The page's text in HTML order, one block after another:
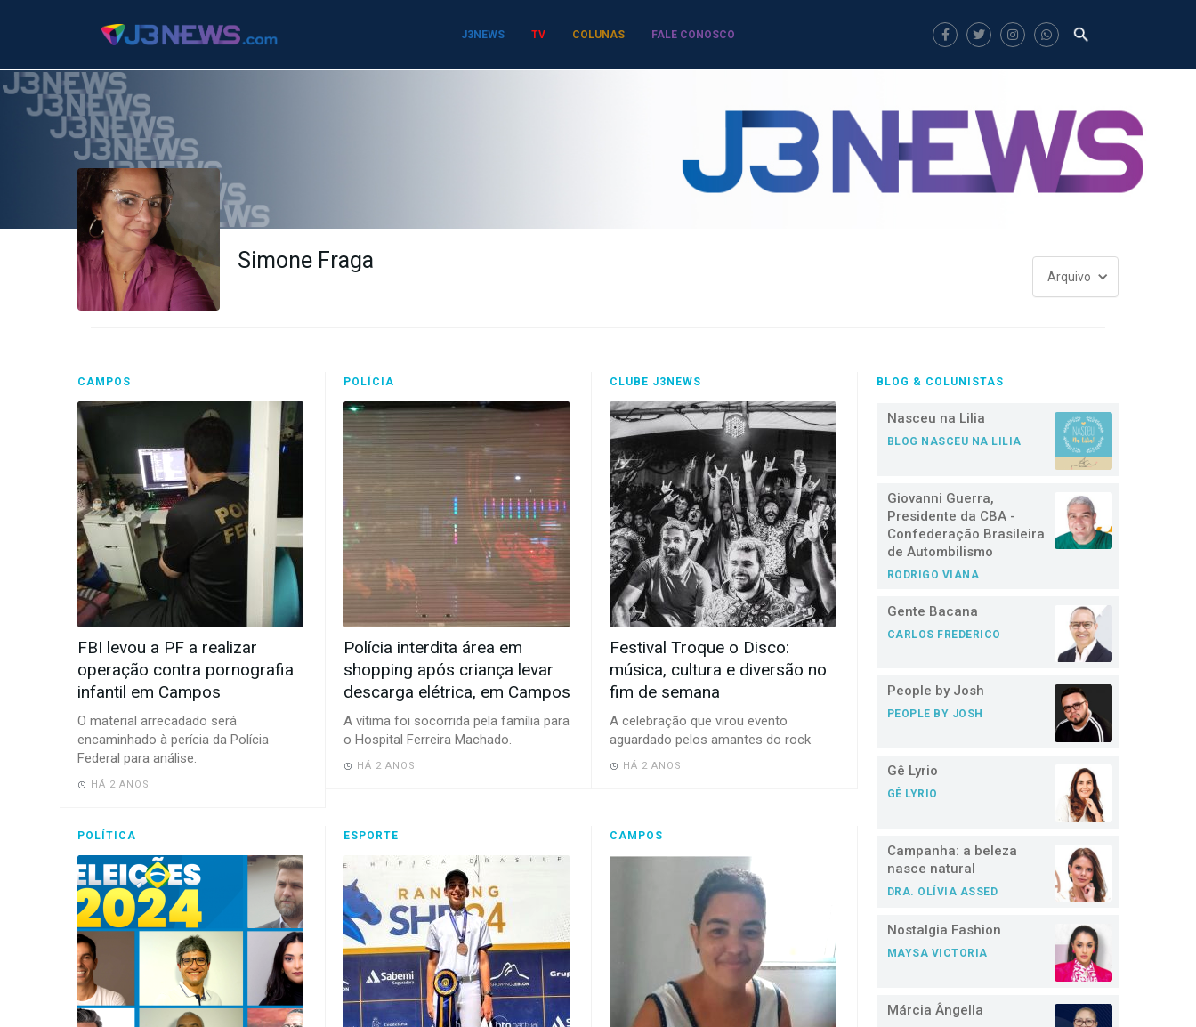
J3NEWS TV COLUNAS FALE CONOSCO
Desenvolvido
Simone Fraga
Arquivo
CAMPOS
FBI levou a PF a realizar
operação contra pornografia
infantil em Campos
O material arrecadado será
encaminhado à perícia da Polícia
Federal para análise.
HÁ 2 ANOS
POLÍCIA
Polícia interdita área em
shopping após criança levar
descarga elétrica, em Campos
A vítima foi socorrida pela família para
o Hospital Ferreira Machado.
HÁ 2 ANOS
CLUBE J3NEWS
Festival Troque o Disco:
música, cultura e diversão no
fim de semana
A celebração que virou evento
aguardado pelos amantes do rock
HÁ 2 ANOS
POLÍTICA ESPORTE CAMPOS
BLOG & COLUNISTAS
Nasceu na Lilia
BLOG NASCEU NA LILIA
Giovanni Guerra,
Presidente da CBA -
Confederação Brasileira
de Autombilismo
RODRIGO VIANA
Gente Bacana
CARLOS FREDERICO
People by Josh
PEOPLE BY JOSH
Gê Lyrio
GÊ LYRIO
Campanha: a beleza
nasce natural
DRA. OLÍVIA ASSED
Nostalgia Fashion
MAYSA VICTORIA
Márcia Ângella